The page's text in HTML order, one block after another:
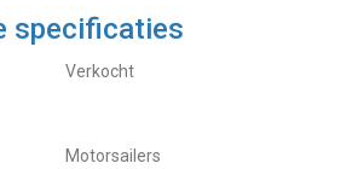
specificaties
Verkocht
Motorsailers